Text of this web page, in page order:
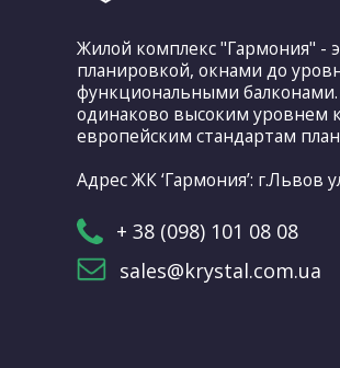
Жилой комплекс "Гармония" -
планировкой, окнами до
функциональными
одинаково высоким уровнем
европейским стандартам
Адрес ЖК ‘Гармония’: г.Львов
+ 38 (098) 101 08 08
sales@krystal.com.ua